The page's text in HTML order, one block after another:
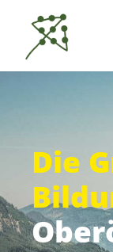
Die